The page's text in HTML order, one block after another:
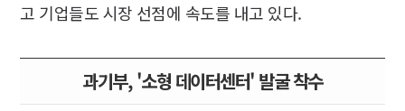
고 기업들도 시장 선점에 속도를 내고 있다.
과기부, '소형 데이터센터' 발굴 착수